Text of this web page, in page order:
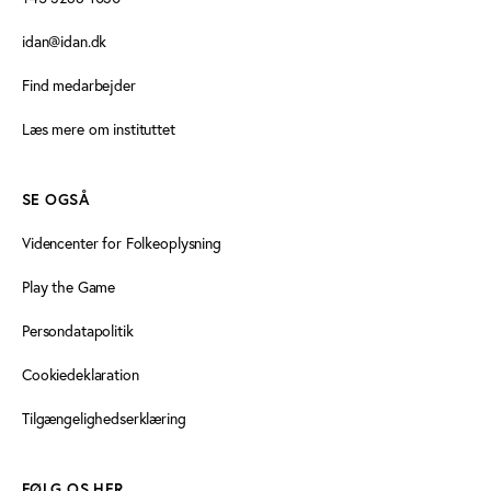
idan@idan.dk
Find medarbejder
Læs mere om instituttet
SE OGSÅ
Videncenter for Folkeoplysning
Play the Game
Persondatapolitik
Cookiedeklaration
Tilgængelighedserklæring